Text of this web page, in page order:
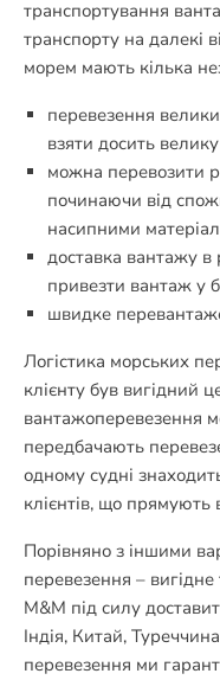
транспортування
транспорту на далекі
морем мають кілька
перевезення
взяти досить
можна перевозити
починаючи від
насипними
доставка вантажу в
привезти вантаж у
швидке
Логістика морських
клієнту був вигідний
вантажоперевезення
передбачають
одному судні
клієнтів, що прямують
Порівняно з іншими
перевезення –
M&M під силу
Індія, Китай,
перевезення ми